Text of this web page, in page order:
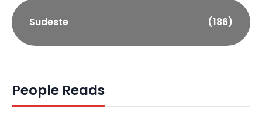
Sudeste (186)
People Reads